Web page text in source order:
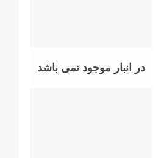
در انبار موجود نمی باشد